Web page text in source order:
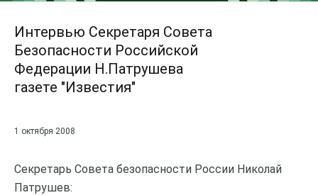
Интервью Секретаря Совета
Безопасности Российской
Федерации Н.Патрушева
газете "Известия"
1 октября 2008
Секретарь Совета безопасности России Николай
Патрушев: